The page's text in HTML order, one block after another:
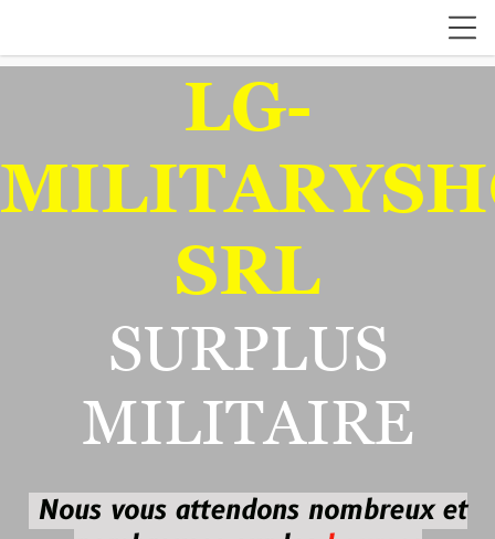
LG-
SRL
SURPLUS
MILITAIRE
Nous vous attendons nombreux et